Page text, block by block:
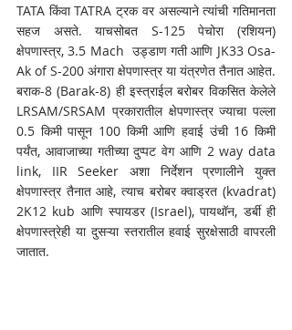
TATA किंवा TATRA ट्रक वर असल्याने त्यांची गतिमानता
सहज असते. याचसोबत S-125 पेचोरा (रशियन)
क्षेपणास्त्र, 3.5 Mach  उड्डाण गती आणि JK33 Osa-
Ak of S-200 अंगारा क्षेपणास्त्र या यंत्रणेत तैनात आहेत.
बराक-8 (Barak-8) ही इस्त्राईल बरोबर विकसित केलेले
LRSAM/SRSAM प्रकारातील क्षेपणास्त्र ज्याचा पल्ला
0.5 किमी पासून 100 किमी आणि हवाई उंची 16 किमी
पर्यंत, आवाजाच्या गतीच्या दुप्पट वेग आणि 2 way data
link, IIR Seeker अशा निर्देशन प्रणालीने युक्त
क्षेपणास्त्र तैनात आहे, त्याच बरोबर क्वाड्रत (kvadrat)
2K12 kub आणि स्पायडर (Israel), पायथॉन, डर्बी ही
क्षेपणास्त्रेही या दुसऱ्या स्तरातील हवाई सुरक्षेसाठी वापरली
जातात.